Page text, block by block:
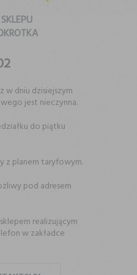
w dniu dzisiejszym
jest nieczynna.
do piątku
z planem taryfowym.
pod adresem
realizującym
w zakładce